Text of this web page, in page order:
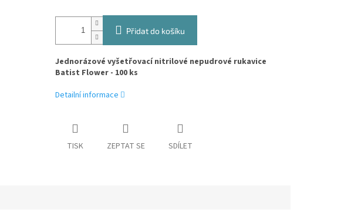
Přidat do košíku
Jednorázové vyšetřovací nitrilové nepudrové rukavice
Batist Flower - 100 ks
Detailní informace
TISK ZEPTAT SE SDÍLET